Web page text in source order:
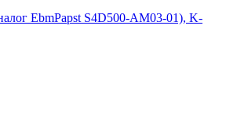
EbmPapst S4D500-AM03-01), K-